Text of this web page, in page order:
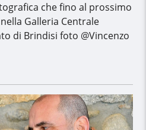
che fino al prossimo
Galleria Centrale
di Brindisi foto @Vincenzo